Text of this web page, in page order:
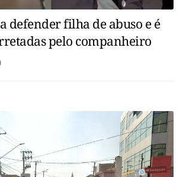
defender filha de abuso e é
pelo companheiro